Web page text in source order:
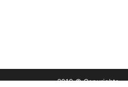
2019 © Copyrights